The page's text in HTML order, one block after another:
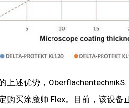
上述优势，
购买涂魔师 Flex。目前，该设备